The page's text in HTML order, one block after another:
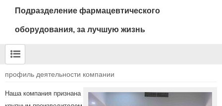
Подразделение фармацевтического
оборудования, за лучшую жизнь
профиль деятельности компании
Наша компания признана